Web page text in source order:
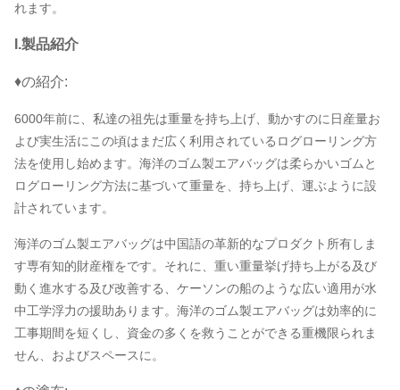
れます。
I.製品紹介
♦の紹介:
6000年前に、私達の祖先は重量を持ち上げ、動かすのに日産量お
よび実生活にこの頃はまだ広く利用されているログローリング方
法を使用し始めます。海洋のゴム製エアバッグは柔らかいゴムと
ログローリング方法に基づいて重量を、持ち上げ、運ぶように設
計されています。
海洋のゴム製エアバッグは中国語の革新的なプロダクト所有しま
す専有知的財産権をです。それに、重い重量挙げ持ち上がる及び
動く進水する及び改善する、ケーソンの船のような広い適用が水
中工学浮力の援助あります。海洋のゴム製エアバッグは効率的に
工事期間を短くし、資金の多くを救うことができる重機限られま
せん、およびスペースに。